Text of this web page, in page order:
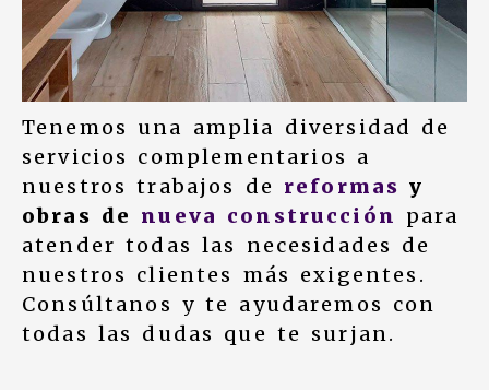
Tenemos una amplia diversidad de
servicios complementarios a
nuestros trabajos de reformasy
obras de nueva construcción para
atender todas las necesidades de
nuestros clientes más exigentes.
Consúltanos y te ayudaremos con
todas las dudas que te surjan.